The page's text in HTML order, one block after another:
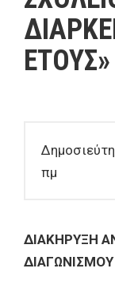
ΕΤΟΥΣ»
πμ
ΔΙΑΚΗΡΥΞΗ
ΔΙΑΓΩΝΙΣΜΟΥ